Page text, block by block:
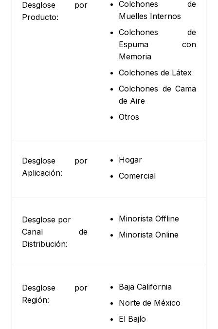
Desglose por
Producto:
Colchones de
Muelles Internos
Colchones de
Espuma con
Memoria
Colchones de Látex
Colchones de Cama
de Aire
Otros
Desglose por
Aplicación:
Hogar
Comercial
Desglose por
Canal de
Distribución:
Minorista Offline
Minorista Online
Desglose por
Región:
Baja California
Norte de México
El Bajío